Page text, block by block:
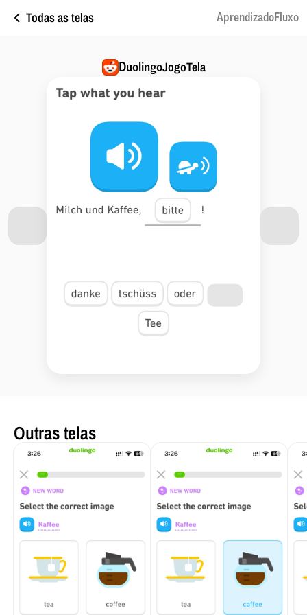
Todas as telas AprendizadoFluxo
DuolingoJogoTela
Outras telas